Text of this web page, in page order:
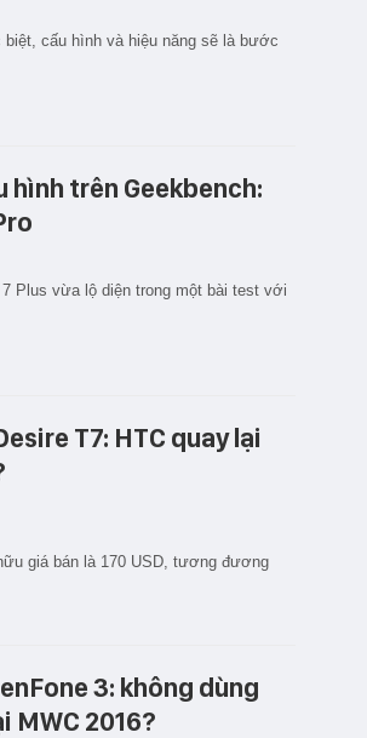
biệt, cấu hình và hiệu năng sẽ là bước
hình trên Geekbench:
Plus vừa lộ diện trong một bài test với
T7: HTC quay lại
giá bán là 170 USD, tương đương
3: không dùng
MWC 2016?